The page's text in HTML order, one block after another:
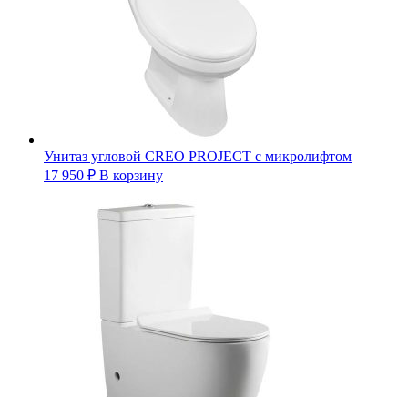
Унитаз угловой CREO PROJECT с микролифтом
17 950 ₽ В корзину